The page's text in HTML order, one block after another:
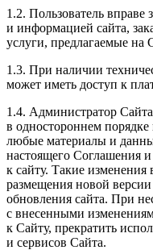
1.2. Пользователь вправе
и информацией сайта,
услуги, предлагаемые на
1.3. При наличии
может иметь доступ к
1.4. Администратор
в одностороннем порядке
любые материалы и
настоящего Соглашения и
к сайту. Такие
размещения новой
обновления сайта. При
с внесенными
к Сайту, прекратить
и сервисов Сайта.